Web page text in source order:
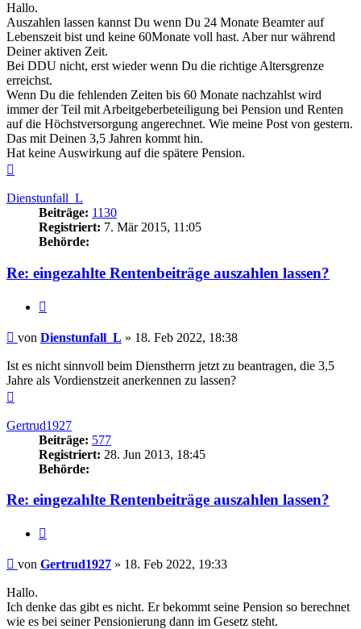
Hallo.
Auszahlen lassen kannst Du wenn Du 24 Monate Beamter auf
Lebenszeit bist und keine 60Monate voll hast. Aber nur während
Deiner aktiven Zeit.
Bei DDU nicht, erst wieder wenn Du die richtige Altersgrenze
erreichst.
Wenn Du die fehlenden Zeiten bis 60 Monate nachzahlst wird
immer der Teil mit Arbeitgeberbeteiligung bei Pension und Renten
auf die Höchstversorgung angerechnet. Wie meine Post von gestern.
Das mit Deinen 3,5 Jahren kommt hin.
Hat keine Auswirkung auf die spätere Pension.
Dienstunfall_L
Beiträge: 1130
Registriert: 7. Mär 2015, 11:05
Behörde:
Re: eingezahlte Rentenbeiträge auszahlen lassen?
Beitrag
von Dienstunfall_L » 18. Feb 2022, 18:38
Ist es nicht sinnvoll beim Dienstherrn jetzt zu beantragen, die 3,5
Jahre als Vordienstzeit anerkennen zu lassen?
Gertrud1927
Beiträge: 577
Registriert: 28. Jun 2013, 18:45
Behörde:
Re: eingezahlte Rentenbeiträge auszahlen lassen?
Beitrag
von Gertrud1927 » 18. Feb 2022, 19:33
Hallo.
Ich denke das gibt es nicht. Er bekommt seine Pension so berechnet
wie es bei seiner Pensionierung dann im Gesetz steht.